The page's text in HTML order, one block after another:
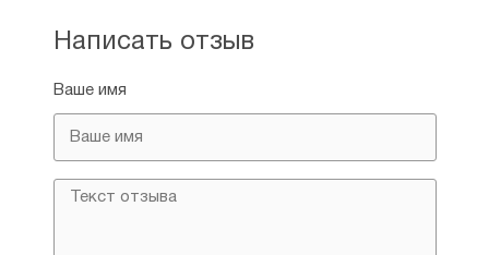
Написать отзыв
Ваше имя